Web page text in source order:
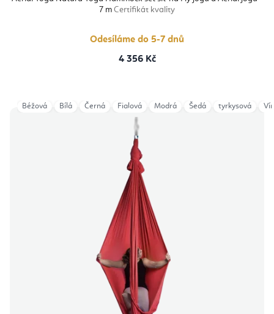
7 m Certifikát kvality
Odesíláme do 5-7 dnů
4 356 Kč
Béžová Bílá Černá Fialová Modrá Šedá tyrkysová